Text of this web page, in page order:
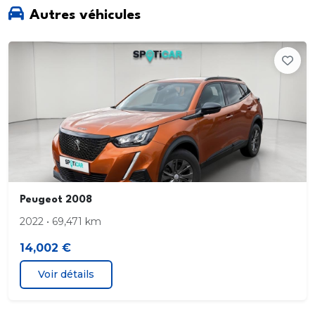
abonnement 3 ans inclus
Connexion automatique et permanente via carte
SIM intégrée au véhicule
Pack Safety
Projecteurs "Peugeot LED Technology" avec feux
diurnes à LED
Autres véhicules
Peugeot 2008
2022 • 69,471 km
14,002 €
Voir détails